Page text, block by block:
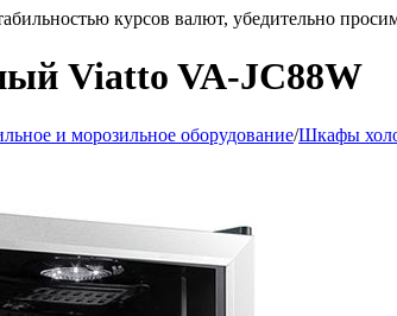
курсов валют, убедительно
Viatto VA-JC88W
и морозильное оборудование/Шкафы